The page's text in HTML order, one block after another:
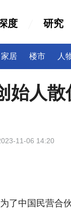
度 研究
家居 楼市 人
始人
11-06 14:20
了中国民营合